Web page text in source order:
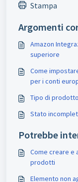
Stampa
Argomenti
Amazon
superiore
Come
per i conti
Tipo di
Stato
Potrebbe
Come creare e
prodotti
Elemento non